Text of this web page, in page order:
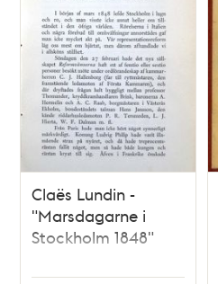
Claës Lundin -
"Marsdagarne i
Stockholm 1848"